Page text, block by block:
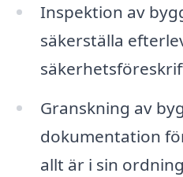
Inspektion av
säkerställa
Granskning av
dokumentation
allt är i sin